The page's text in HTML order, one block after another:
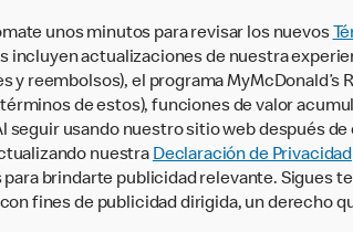
unos minutos para revisar los nuevos
incluyen actualizaciones de nuestra
reembolsos), el programa MyMcDonald’s
de estos), funciones de valor
seguir usando nuestro sitio web después
nuestra Declaración de Privacidad
brindarte publicidad relevante. Sigues
fines de publicidad dirigida, un derecho